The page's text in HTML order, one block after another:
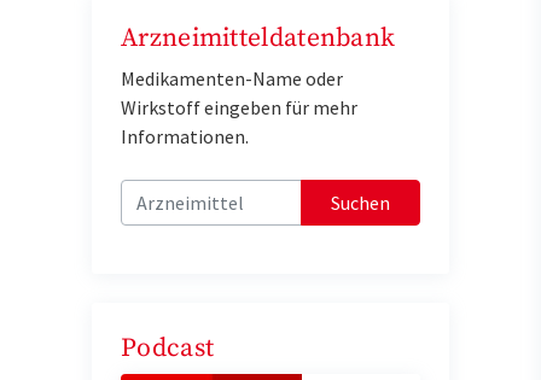
Arzneimitteldatenbank
Medikamenten-Name oder
Wirkstoff eingeben für mehr
Informationen.
Suchen
Podcast